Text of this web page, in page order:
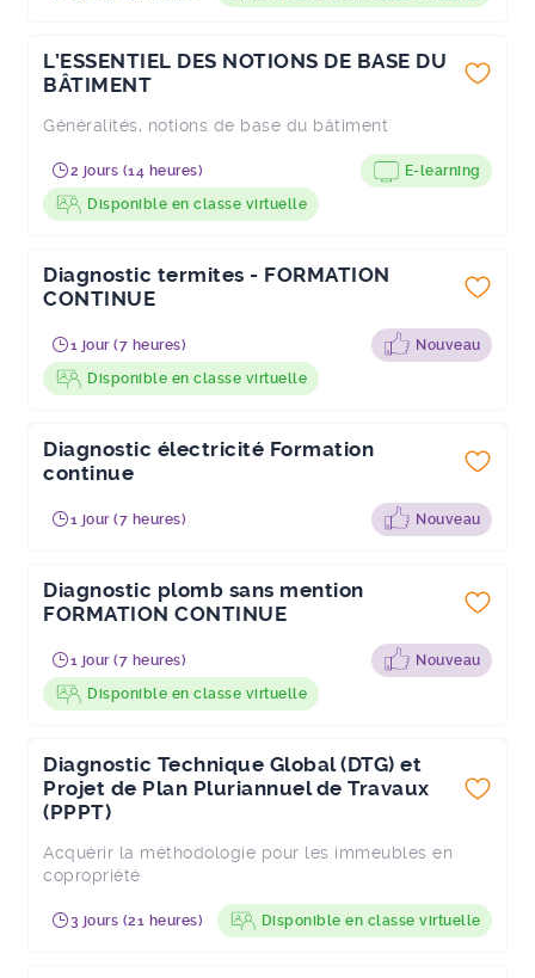
L’ESSENTIEL DES NOTIONS DE BASE DU
BÂTIMENT
Généralités, notions de base du bâtiment
2 jours (14 heures)
E-learning
Disponible en classe virtuelle
Diagnostic termites - FORMATION
CONTINUE
1 jour (7 heures)
Nouveau
Disponible en classe virtuelle
Diagnostic électricité Formation
continue
1 jour (7 heures) Nouveau
Diagnostic plomb sans mention
FORMATION CONTINUE
1 jour (7 heures)
Nouveau
Disponible en classe virtuelle
Diagnostic Technique Global (DTG) et
Projet de Plan Pluriannuel de Travaux
(PPPT)
Acquérir la méthodologie pour les immeubles en
copropriété
3 jours (21 heures) Disponible en classe virtuelle